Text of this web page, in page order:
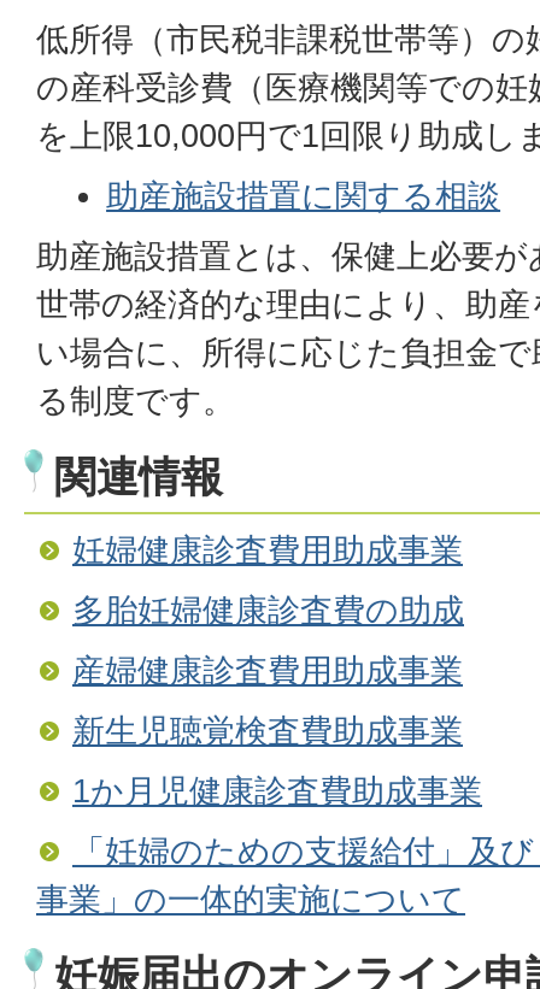
低所得（市民税非課税世帯等）
の産科受診費（医療機関等での
を上限10,000円で1回限り助成し
助産施設措置に関する相談
助産施設措置とは、保健上必要
世帯の経済的な理由により、助
い場合に、所得に応じた負担金
る制度です。
関連情報
妊婦健康診査費用助成事業
多胎妊婦健康診査費の助成
産婦健康診査費用助成事業
新生児聴覚検査費助成事業
1か月児健康診査費助成事業
「妊婦のための支援給付」及
事業」の一体的実施について
妊娠届出のオンライン申